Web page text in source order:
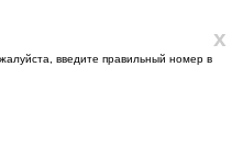
x
введите правильный номер в